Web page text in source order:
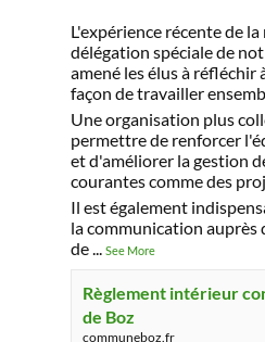
L'expérience récente de la
délégation spéciale de
amené les élus à réfléchir
façon de travailler
Une organisation plus
permettre de renforcer
et d'améliorer la gestion
courantes comme des
Il est également
la communication auprès
de... See More
Règlement intérieur
de Boz
communeboz.fr